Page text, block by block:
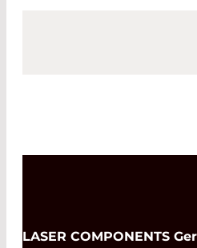
LASER COMPONENTS